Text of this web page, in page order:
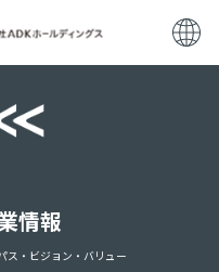
情報
ス・ビジョン・バリュー